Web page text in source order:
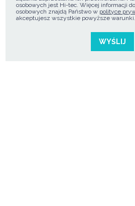
osobowych jest Hi-tec. Więcej informacji
osobowych znajdą Państwo w polityce
akceptujesz wszystkie powyższe warunki.
WYŚLIJ